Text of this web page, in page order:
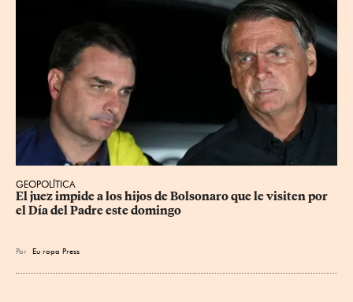
GEOPOLÍTICA
El juez impide a los hijos de Bolsonaro que le visiten por
el Día del Padre este domingo
Por Eu ropa Press